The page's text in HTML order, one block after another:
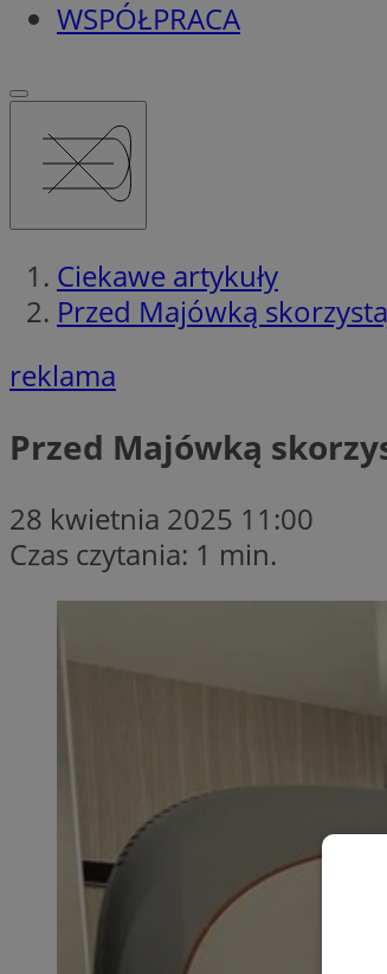
WSPÓŁPRACA
Ciekawe artykuły
Przed Majówką
reklama
Przed Majówką
28 kwietnia 2025 11:00
Czas czytania: 1 min.